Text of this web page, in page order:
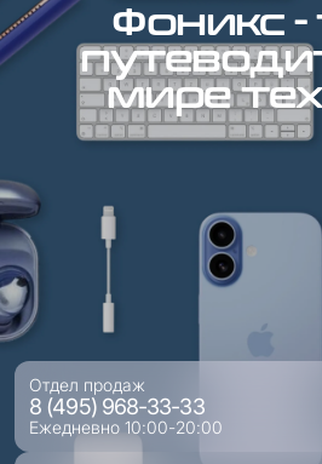
Фоникс -
мире
Отдел продаж
8 (495) 968-33-33
Ежедневно 10:00-20:00